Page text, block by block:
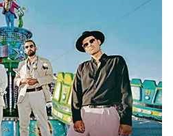
que el cáncer de su
huesos”